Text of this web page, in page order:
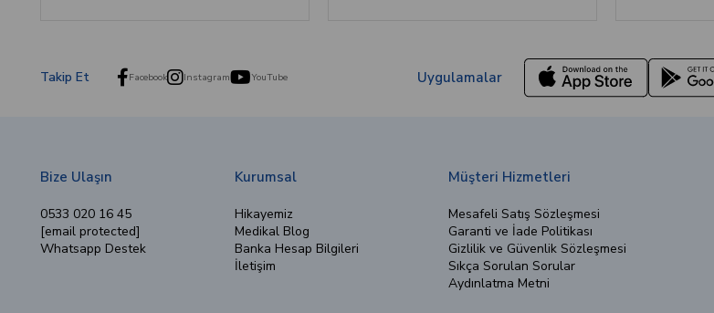
Takip Et Facebook Instagram YouTube Uygulamalar
Bize Ulaşın
0533 020 16 45
[email protected]
Whatsapp Destek
Kurumsal
Hikayemiz
Medikal Blog
Banka Hesap Bilgileri
İletişim
Müşteri Hizmetleri
Mesafeli Satış Sözleşmesi
Garanti ve İade Politikası
Gizlilik ve Güvenlik Sözleşmesi
Sıkça Sorulan Sorular
Aydınlatma Metni